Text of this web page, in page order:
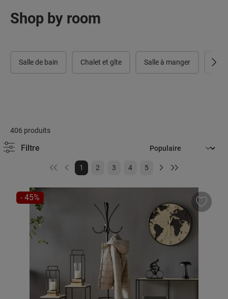
Shop by room
Salle de bain Chalet et gîte Salle à manger
406 produits
Filtre
Page
1 Page
2 Page
3 Page
4 Page
5
RÉDUCTION
- 45%